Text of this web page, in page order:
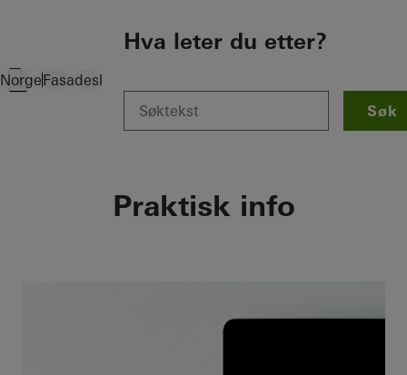
Hva leter du etter?
Søk
NorgeFasadeskolen
Praktisk info